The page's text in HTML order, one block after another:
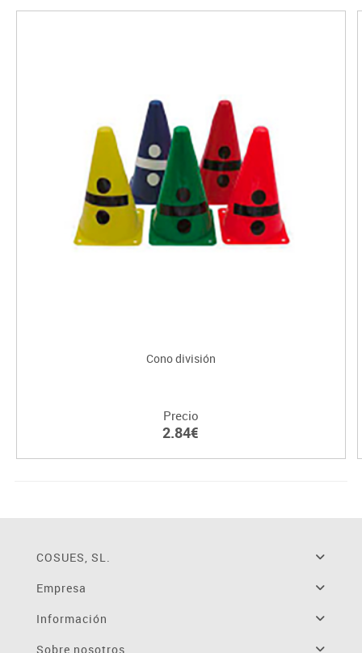
Cono división
Precio
2.84€
COSUES, SL.
Empresa
Información
Sobre nosotros